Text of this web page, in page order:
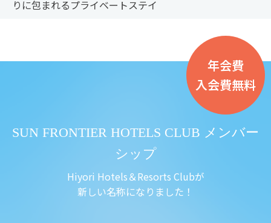
りに包まれるプライベートステイ
年会費
入会費無料
SUN FRONTIER HOTELS CLUB メンバー
シップ
Hiyori Hotels＆Resorts Clubが
新しい名称になりました！